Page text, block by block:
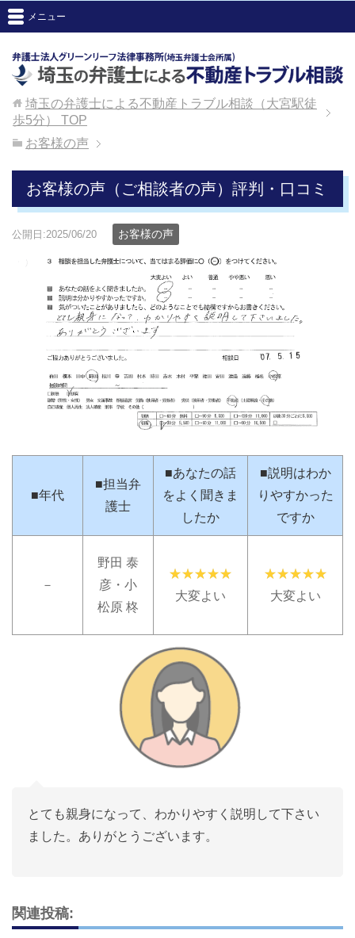
メニュー
埼玉の弁護士による不動産トラブル相談（大宮駅徒
歩5分）
TOP
お客様の声
お客様の声（ご相談者の声）評判・口コミ
公開日:2025/06/20 お客様の声
■年代
■担当弁
護士
■あなたの話
をよく聞きま
したか
■説明はわか
りやすかった
ですか
－
野田 泰
彦・小
松原 柊
大変よい 大変よい
とても親身になって、わかりやすく説明して下さい
ました。ありがとうございます。
関連投稿: